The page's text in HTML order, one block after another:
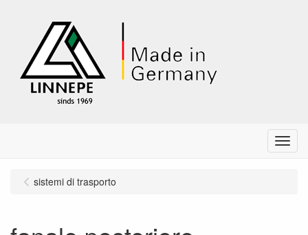
Menu
sistemi di trasporto